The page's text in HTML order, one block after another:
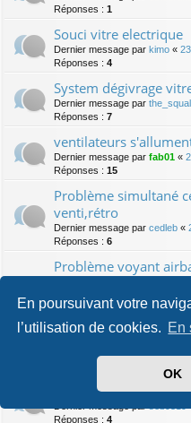
En poursuivant votre
l’utilisation de cookies. En
OK
Réponses : 1
Souci vitre electrique
Dernier message par kimo «
Réponses : 4
System dégivrage
Dernier message par
Réponses : 7
ventilateurs
Dernier message par fab01 «
Réponses : 15
Problème simultané
venti,rétro
Dernier message par cedleb «
Réponses : 6
Problème voyant
Dernier message par
Réponses : 2
pb de radar de recul
mon toutou ne
Réponses : 4